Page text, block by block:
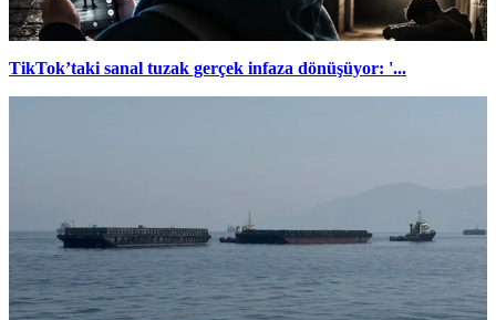
TikTok’taki sanal tuzak gerçek infaza dönüşüyor: '...